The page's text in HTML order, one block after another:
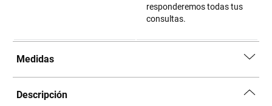
responderemos todas tus
consultas.
Medidas
Descripción